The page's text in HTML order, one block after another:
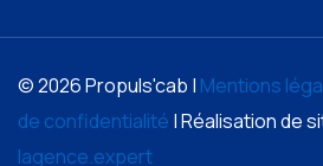
© 2026 Propuls'cab | Mentions
de confidentialité | Réalisation de
lagence.expert